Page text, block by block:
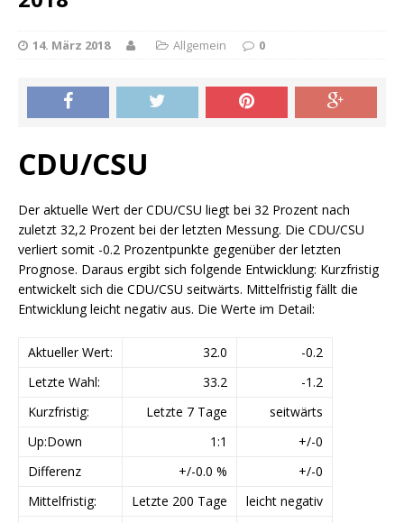
14. März 2018 Allgemein 0
CDU/CSU
Der aktuelle Wert der CDU/CSU liegt bei 32 Prozent nach
zuletzt 32,2 Prozent bei der letzten Messung. Die CDU/CSU
verliert somit -0.2 Prozentpunkte gegenüber der letzten
Prognose. Daraus ergibt sich folgende Entwicklung: Kurzfristig
entwickelt sich die CDU/CSU seitwärts. Mittelfristig fällt die
Entwicklung leicht negativ aus. Die Werte im Detail:
Aktueller Wert: 32.0
-0.2
Letzte Wahl:
33.2
-1.2
Kurzfristig:
Letzte 7 Tage
seitwärts
Up:Down
1:1
+/-0
Differenz
+/-0.0 %
+/-0
Mittelfristig:
Letzte 200 Tage
leicht negativ